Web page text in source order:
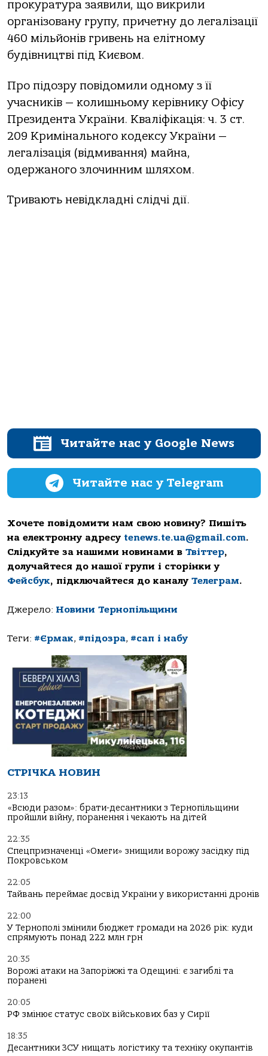
прокуратура заявили, що викрили
організовану групу, причетну до легалізації
460 мільйонів гривень на елітному
будівництві під Києвом.
Про підозру повідомили одному з її
учасників — колишньому керівнику Офісу
Президента України. Кваліфікація: ч. 3 ст.
209 Кримінального кодексу України —
легалізація (відмивання) майна,
одержаного злочинним шляхом.
Тривають невідкладні слідчі дії.
Читайте нас у Google News
Читайте нас у Telegram
Хочете повідомити нам свою новину? Пишіть
на електронну адресу tenews.te.ua@gmail.com.
Слідкуйте за нашими новинами в Твіттер,
долучайтеся до нашої групи і сторінки у
Фейсбук, підключайтеся до каналу Телеграм.
Джерело: Новини Тернопільщини
Теги: #Єрмак, #підозра, #сап і набу
СТРІЧКА НОВИН
23:13
«Всюди разом»: брати-десантники з Тернопільщини
пройшли війну, поранення і чекають на дітей
22:35
Спецпризначенці «Омеги» знищили ворожу засідку під
Покровськом
22:05
Тайвань переймає досвід України у використанні дронів
22:00
У Тернополі змінили бюджет громади на 2026 рік: куди
спрямують понад 222 млн грн
20:35
Ворожі атаки на Запоріжжі та Одещині: є загиблі та
поранені
20:05
РФ змінює статус своїх військових баз у Сирії
18:35
Десантники ЗСУ нищать логістику та техніку окупантів